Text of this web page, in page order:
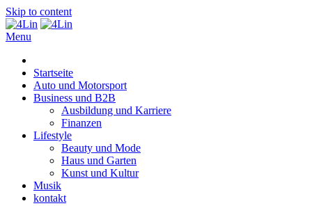
Skip to content
Menu
Startseite
Auto und Motorsport
Business und B2B
Ausbildung und Karriere
Finanzen
Lifestyle
Beauty und Mode
Haus und Garten
Kunst und Kultur
Musik
kontakt